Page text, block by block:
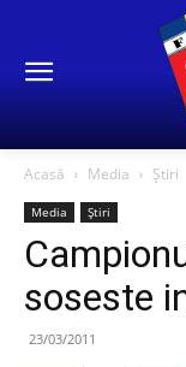
Acasă Media Știri
Media Știri
soseste
23/03/2011